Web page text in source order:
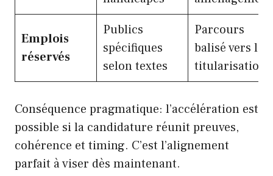
Emplois
réservés
Publics
spécifiques
selon textes
Parcours
balisé vers la
titularisation
Conséquence pragmatique: l’accélération est
possible si la candidature réunit preuves,
cohérence et timing. C’est l’alignement
parfait à viser dès maintenant.